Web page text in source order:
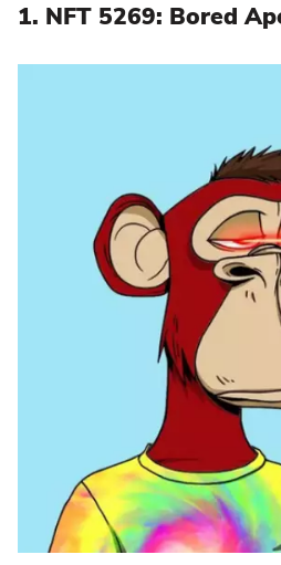
1. NFT 5269: Bored